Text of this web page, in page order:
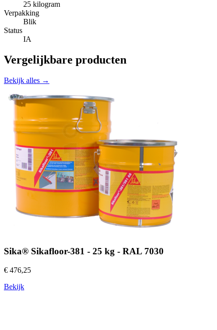
25 kilogram
Verpakking
Blik
Status
IA
Vergelijkbare producten
Bekijk alles →
Sika® Sikafloor-381 - 25 kg - RAL 7030
€ 476,25
Bekijk